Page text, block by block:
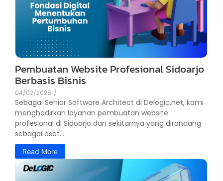
Pembuatan Website Profesional Sidoarjo
Berbasis Bisnis
04/02/2026 /
Sebagai Senior Software Architect di Delogic.net, kami
menghadirkan layanan pembuatan website
profesional di Sidoarjo dan sekitarnya yang dirancang
sebagai aset...
Read More